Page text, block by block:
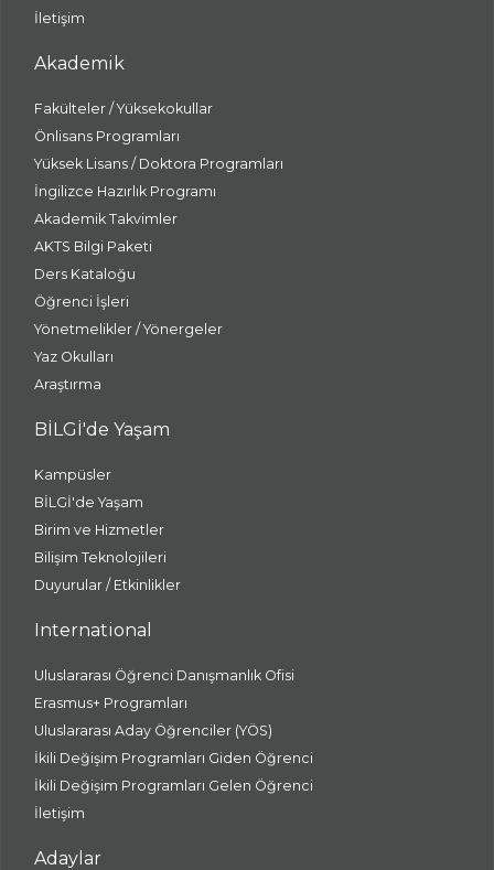
İletişim
Akademik
Fakülteler / Yüksekokullar
Önlisans Programları
Yüksek Lisans / Doktora Programları
İngilizce Hazırlık Programı
Akademik Takvimler
AKTS Bilgi Paketi
Ders Kataloğu
Öğrenci İşleri
Yönetmelikler / Yönergeler
Yaz Okulları
Araştırma
BİLGİ'de Yaşam
Kampüsler
BİLGİ'de Yaşam
Birim ve Hizmetler
Bilişim Teknolojileri
Duyurular / Etkinlikler
International
Uluslararası Öğrenci Danışmanlık Ofisi
Erasmus+ Programları
Uluslararası Aday Öğrenciler (YÖS)
İkili Değişim Programları Giden Öğrenci
İkili Değişim Programları Gelen Öğrenci
İletişim
Adaylar